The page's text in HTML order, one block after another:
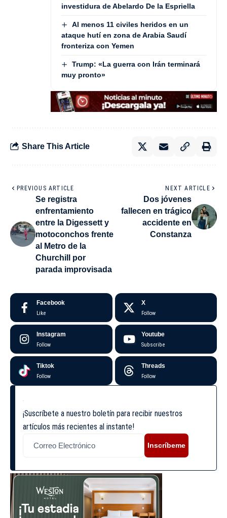
investidura de Abelardo De la Espriella
Al menos 11 civiles heridos en un
ataque hutí en zona de Arabia Saudí
fronteriza con Yemen
Trump: «La guerra con Irán terminará
muy pronto»
Share This Article
PREVIOUS ARTICLE
Se registra
enfrentamiento
entre la Digessett y
motoconchos frente
al Metro de la
Churchill por
parada improvisada
NEXT ARTICLE
Dos jóvenes
fallecen en trágico
accidente en
Constanza
Facebook
Like
X
Follow
Instagram
Follow
Youtube
Subscribe
Tiktok
Follow
Threads
Follow
¡Suscríbete a nuestro boletín para recibir nuestros
artículos más recientes al instante!
Inscríbeme